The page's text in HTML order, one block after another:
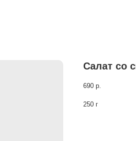
Салат со
690 р.
250 г